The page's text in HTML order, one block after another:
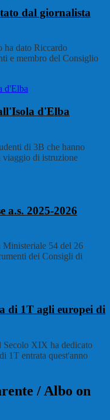
dal giornalista
ha dato Riccardo
e membro del Consiglio
d'Elba
di 3B che hanno
viaggio di istruzione
a.s. 2025-2026
Ministeriale 54 del 26
dei Consigli di
di 1T agli europei di
Secolo XIX ha dedicato
1T entrata quest'anno
/ Albo on